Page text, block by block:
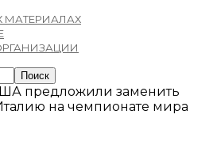
МАТЕРИАЛАХ
предложили заменить
на чемпионате мира